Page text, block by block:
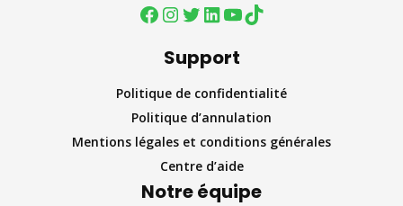
Support
Politique de confidentialité
Politique d’annulation
Mentions légales et conditions générales
Centre d’aide
Notre équipe